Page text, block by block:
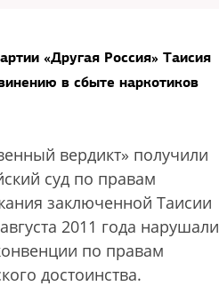
«Другая Россия» Таисия
в сбыте наркотиков
вердикт» получили
суд по правам
заключенной Таисии
2011 года нарушали
по правам
достоинства.